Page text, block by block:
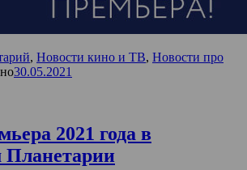
, Новости кино и ТВ, Новости про
30.05.2021
2021 года в